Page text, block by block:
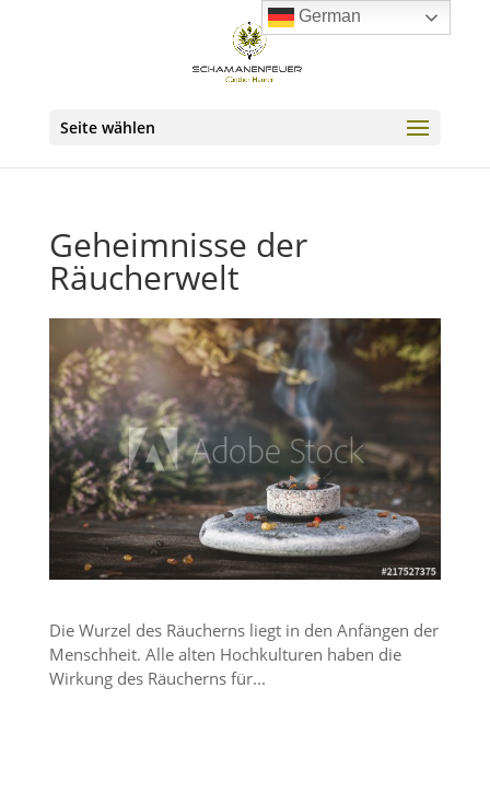
Seite wählen
Geheim­nisse der
Räucherwelt
Die Wurzel des Räucherns liegt in den Anfängen der
Mensch­heit. Alle alten Hochkul­turen haben die
Wirkung des Räucherns für...
German